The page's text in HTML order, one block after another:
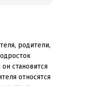
родители,
становится
относятся